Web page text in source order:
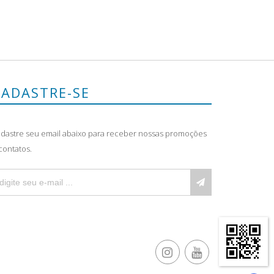
SE
seu email abaixo para receber nossas promoções